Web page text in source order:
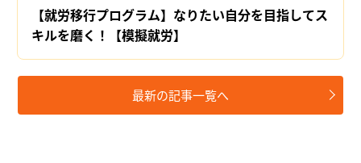
【就労移行プログラム】なりたい自分を目指してス
キルを磨く！【模擬就労】
最新の記事一覧へ